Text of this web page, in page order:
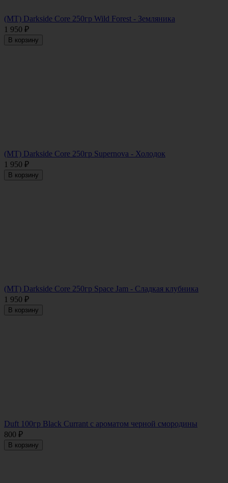
(MT) Darkside Core 250гр Wild Forest - Земляника
1 950 ₽
В корзину
(MT) Darkside Core 250гр Supernova - Холодок
1 950 ₽
В корзину
(MT) Darkside Core 250гр Space Jam - Сладкая клубника
1 950 ₽
В корзину
Duft 100гр Black Currant с ароматом черной смородины
800 ₽
В корзину